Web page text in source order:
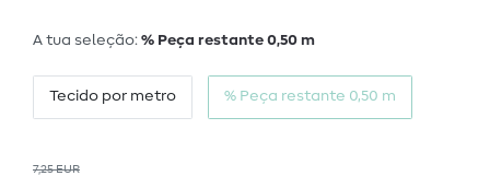
A tua seleção: % Peça restante 0,50 m
Tecido por metro % Peça restante 0,50 m
7,25 EUR